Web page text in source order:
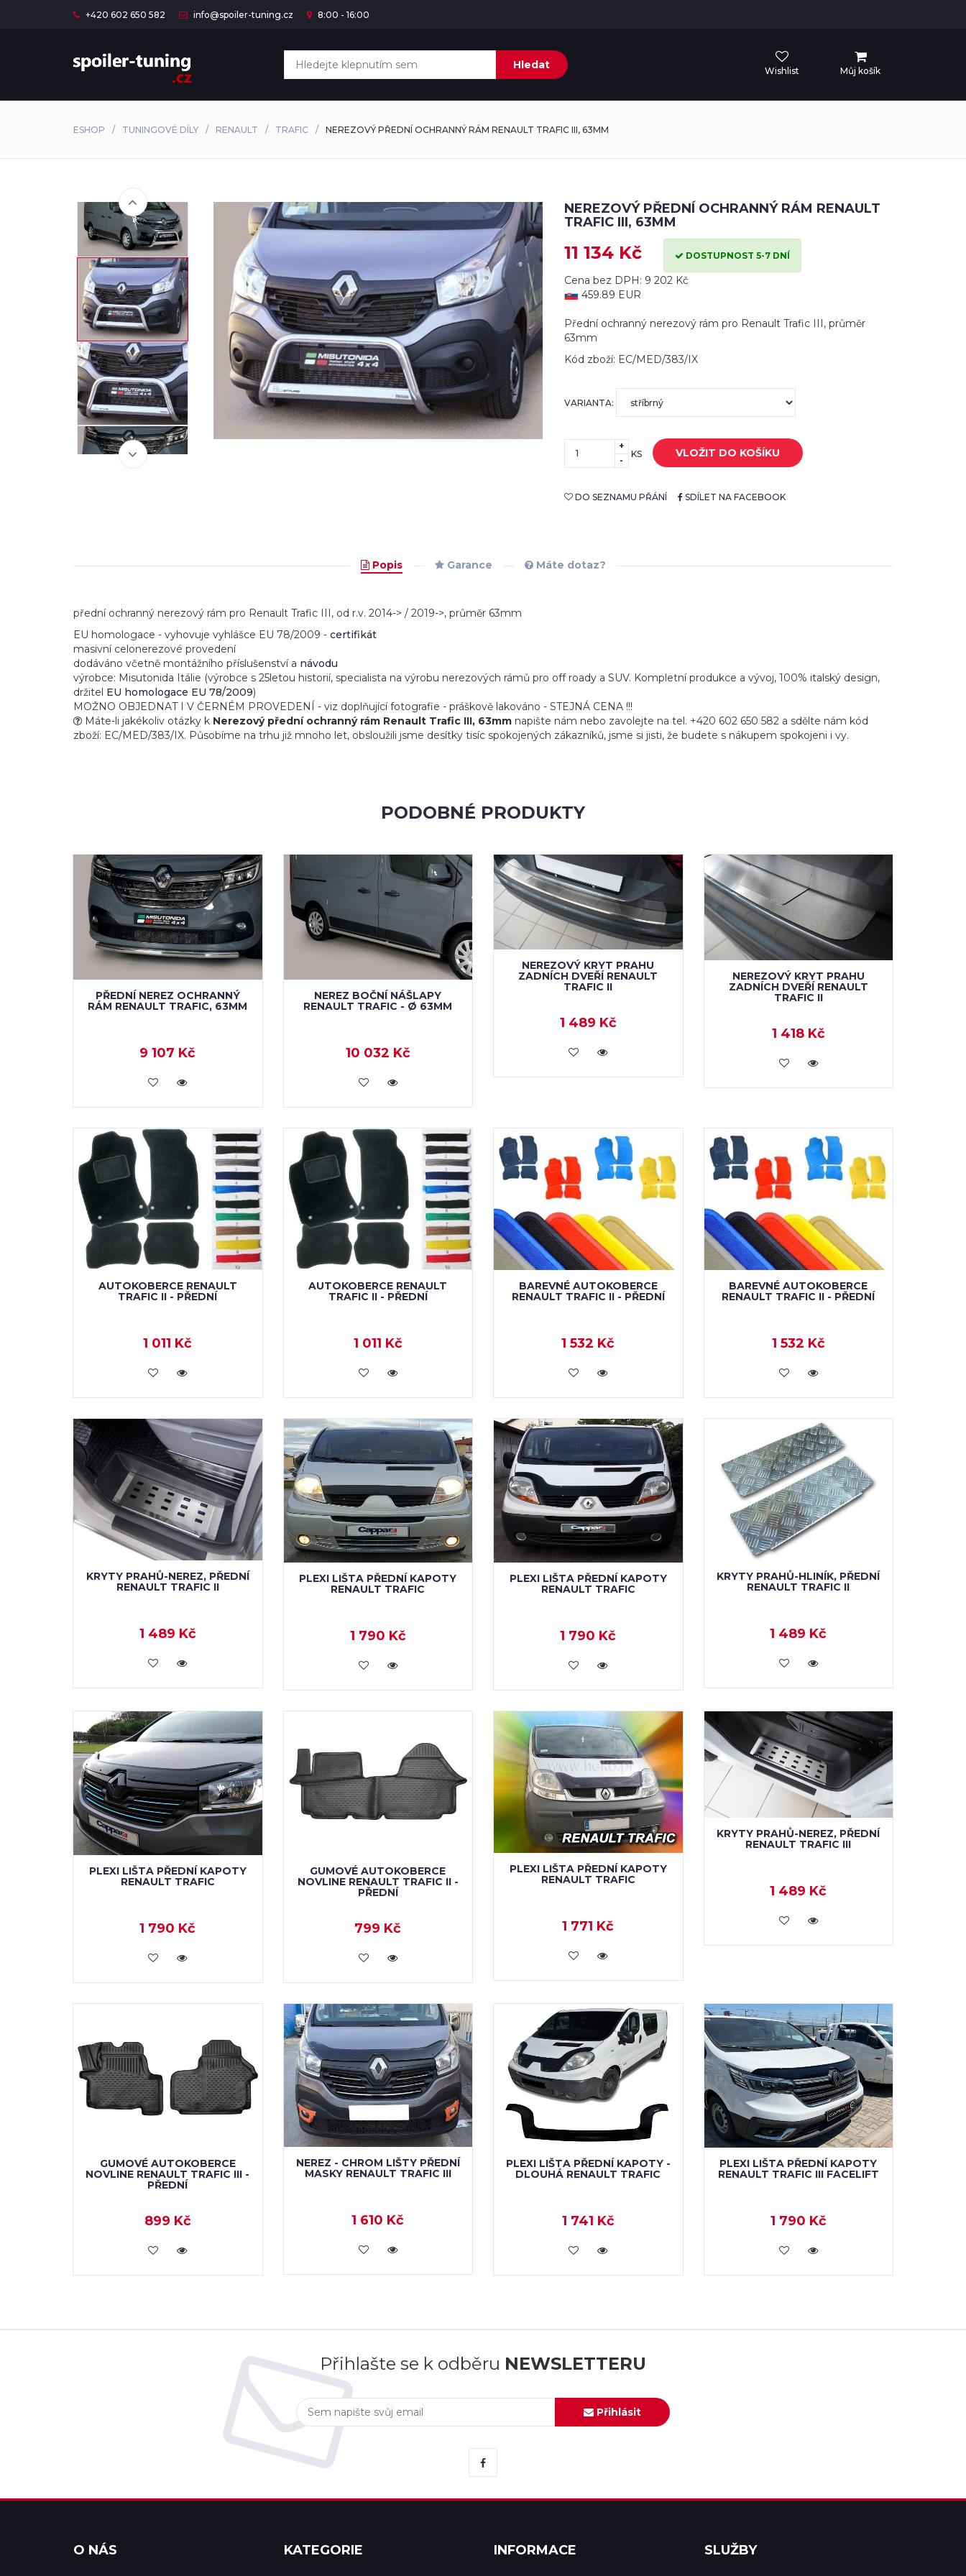
+420 602 650 582 info@spoiler-tuning.cz 8:00 - 16:00
Hledat Wishlist Můj košík
ESHOP TUNINGOVÉ DÍLY RENAULT TRAFIC NEREZOVÝ PŘEDNÍ OCHRANNÝ RÁM RENAULT TRAFIC III, 63MM
NEREZOVÝ PŘEDNÍ OCHRANNÝ RÁM RENAULT
TRAFIC III, 63MM
11 134 Kč DOSTUPNOST 5-7 DNÍ
Cena bez DPH: 9 202 Kč
459.89 EUR
Přední ochranný nerezový rám pro Renault Trafic III, průměr
63mm
Kód zboží: EC/MED/383/IX
VARIANTA:
+
-
KS VLOŽIT DO KOŠÍKU
DO SEZNAMU PŘÁNÍ SDÍLET NA FACEBOOK
Popis Garance Máte dotaz?
přední ochranný nerezový rám pro Renault Trafic III, od r.v. 2014-> / 2019->, průměr 63mm
EU homologace - vyhovuje vyhlášce EU 78/2009 - certifikát
masivní celonerezové provedení
dodáváno včetně montážního příslušenství a návodu
výrobce: Misutonida Itálie (výrobce s 25letou historií, specialista na výrobu nerezových rámů pro off roady a SUV. Kompletní produkce a vývoj, 100% italský design,
držitel EU homologace EU 78/2009)
MOŽNO OBJEDNAT I V ČERNÉM PROVEDENÍ - viz doplňující fotografie - práškově lakováno - STEJNÁ CENA !!!
Máte-li jakékoliv otázky k Nerezový přední ochranný rám Renault Trafic III, 63mm napište nám nebo zavolejte na tel. +420 602 650 582 a sdělte nám kód
zboží: EC/MED/383/IX. Působíme na trhu již mnoho let, obsloužili jsme desítky tisíc spokojených zákazníků, jsme si jisti, že budete s nákupem spokojeni i vy.
PODOBNÉ PRODUKTY
PŘEDNÍ NEREZ OCHRANNÝ
RÁM RENAULT TRAFIC, 63MM
9 107 Kč
KOUPIT
NEREZ BOČNÍ NÁŠLAPY
RENAULT TRAFIC - Ø 63MM
10 032 Kč
KOUPIT
NEREZOVÝ KRYT PRAHU
ZADNÍCH DVEŘÍ RENAULT
TRAFIC II
1 489 Kč
KOUPIT
NEREZOVÝ KRYT PRAHU
ZADNÍCH DVEŘÍ RENAULT
TRAFIC II
1 418 Kč
KOUPIT
AUTOKOBERCE RENAULT
TRAFIC II - PŘEDNÍ
1 011 Kč
KOUPIT
AUTOKOBERCE RENAULT
TRAFIC II - PŘEDNÍ
1 011 Kč
KOUPIT
BAREVNÉ AUTOKOBERCE
RENAULT TRAFIC II - PŘEDNÍ
1 532 Kč
KOUPIT
BAREVNÉ AUTOKOBERCE
RENAULT TRAFIC II - PŘEDNÍ
1 532 Kč
KOUPIT
KRYTY PRAHŮ-NEREZ, PŘEDNÍ
RENAULT TRAFIC II
1 489 Kč
KOUPIT
PLEXI LIŠTA PŘEDNÍ KAPOTY
RENAULT TRAFIC
1 790 Kč
KOUPIT
PLEXI LIŠTA PŘEDNÍ KAPOTY
RENAULT TRAFIC
1 790 Kč
KOUPIT
KRYTY PRAHŮ-HLINÍK, PŘEDNÍ
RENAULT TRAFIC II
1 489 Kč
KOUPIT
PLEXI LIŠTA PŘEDNÍ KAPOTY
RENAULT TRAFIC
1 790 Kč
KOUPIT
GUMOVÉ AUTOKOBERCE
NOVLINE RENAULT TRAFIC II -
PŘEDNÍ
799 Kč
KOUPIT
PLEXI LIŠTA PŘEDNÍ KAPOTY
RENAULT TRAFIC
1 771 Kč
KOUPIT
KRYTY PRAHŮ-NEREZ, PŘEDNÍ
RENAULT TRAFIC III
1 489 Kč
KOUPIT
GUMOVÉ AUTOKOBERCE
NOVLINE RENAULT TRAFIC III -
PŘEDNÍ
899 Kč
KOUPIT
NEREZ - CHROM LIŠTY PŘEDNÍ
MASKY RENAULT TRAFIC III
1 610 Kč
KOUPIT
PLEXI LIŠTA PŘEDNÍ KAPOTY -
DLOUHÁ RENAULT TRAFIC
1 741 Kč
KOUPIT
PLEXI LIŠTA PŘEDNÍ KAPOTY
RENAULT TRAFIC III FACELIFT
1 790 Kč
KOUPIT
Přihlašte se k odběru NEWSLETTERU
Přihlásit
O NÁS KATEGORIE INFORMACE SLUŽBY